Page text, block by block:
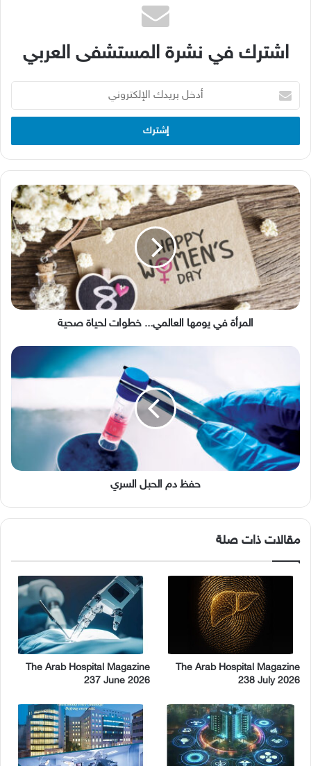
اشترك في نشرة المستشفى العربي
بريدك
الإلكتروني
المرأة
في
يومها
العالمي...
خطوات
لحياة
صحية
المرأة في يومها العالمي... خطوات لحياة صحية
الحبل
السري
حفظ دم الحبل السري
مقالات ذات صلة
The Arab Hospital Magazine
238 July 2026
The Arab Hospital Magazine
237 June 2026